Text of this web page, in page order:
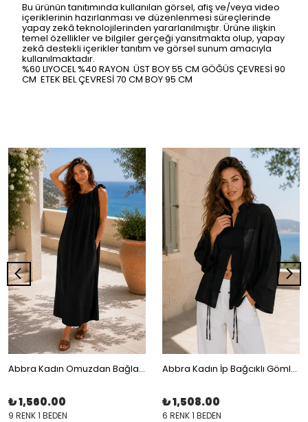
Bu ürünün tanıtımında kullanılan görsel, afiş ve/veya video
içeriklerinin hazırlanması ve düzenlenmesi süreçlerinde
yapay zekâ teknolojilerinden yararlanılmıştır. Ürüne ilişkin
temel özellikler ve bilgiler gerçeği yansıtmakta olup, yapay
zekâ destekli içerikler tanıtım ve görsel sunum amacıyla
kullanılmaktadır.
%60 LIYOCEL %40 RAYON ÜST BOY 55 CM GÖĞÜS ÇEVRESİ 90
CM ETEK BEL ÇEVRESİ 70 CM BOY 95 CM
Abbra Kadın Omuzdan Bağlamalı Modal Salaş Elbise
₺ 1,560.00
9 RENK 1 BEDEN
Abbra Kadın İp Bağcıklı Gömlek
₺ 1,508.00
6 RENK 1 BEDEN